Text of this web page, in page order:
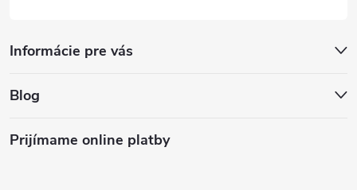
Informácie pre vás
Blog
Prijímame online platby